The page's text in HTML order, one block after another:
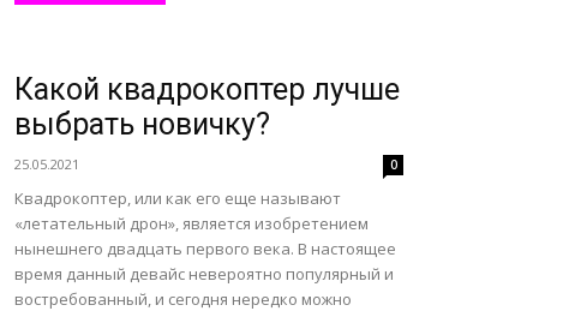
Какой квадрокоптер лучше
выбрать новичку?
25.05.2021 0
Квадрокоптер, или как его еще называют
«летательный дрон», является изобретением
нынешнего двадцать первого века. В настоящее
время данный девайс невероятно популярный и
востребованный, и сегодня нередко можно